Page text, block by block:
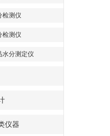
检测仪
检测仪
水分测定仪
仪器